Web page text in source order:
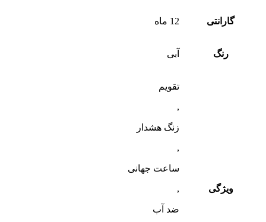
گارانتی 12 ماه
رنگ آبی
ویژگی
تقویم
,
زنگ هشدار
,
ساعت جهانی
,
ضد آب